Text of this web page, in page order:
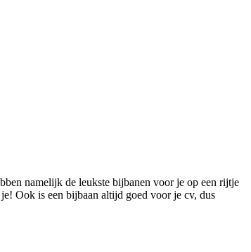
namelijk de leukste bijbanen voor je op een rijtje
Ook is een bijbaan altijd goed voor je cv, dus